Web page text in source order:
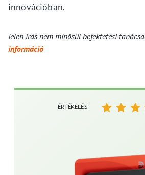
innovációban.
Jelen írás nem minősül befektetési
információ
ÉRTÉKELÉS